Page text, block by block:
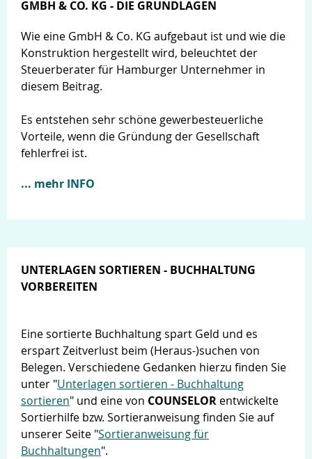
GMBH & CO. KG - DIE GRUNDLAGEN
Wie eine GmbH & Co. KG aufgebaut ist und wie die
Konstruktion hergestellt wird, beleuchtet der
Steuerberater für Hamburger Unternehmer in
diesem Beitrag.
Es entstehen sehr schöne gewerbesteuerliche
Vorteile, wenn die Gründung der Gesellschaft
fehlerfrei ist.
... mehr INFO
UNTERLAGEN SORTIEREN - BUCHHALTUNG
VORBEREITEN
Eine sortierte Buchhaltung spart Geld und es
erspart Zeitverlust beim (Heraus-)suchen von
Belegen. Verschiedene Gedanken hierzu finden Sie
unter "Unterlagen sortieren - Buchhaltung
sortieren" und eine von COUNSELOR entwickelte
Sortierhilfe bzw. Sortieranweisung finden Sie auf
unserer Seite "Sortieranweisung für
Buchhaltungen".